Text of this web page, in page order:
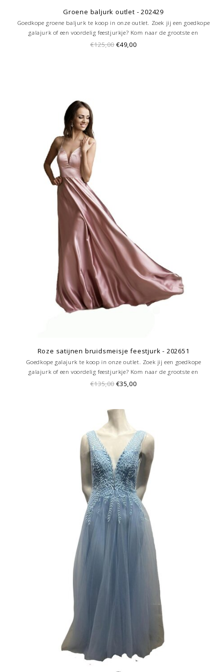
Groene baljurk outlet - 202429
Goedkope groene baljurk te koop in onze outlet. Zoek jij een goedkope
galajurk of een voordelig feestjurkje? Kom naar de grootste en
goedkoopste galajurken outlet in de regio Amersfoort. Altijd voordelig!
€125,00 €49,00
Roze satijnen bruidsmeisje feestjurk - 202651
Goedkope galajurk te koop in onze outlet. Zoek jij een goedkope
galajurk of een voordelig feestjurkje? Kom naar de grootste en
goedkoopste galajurken outlet in de regio Amersfoort. Altijd voordelig!
€135,00 €35,00